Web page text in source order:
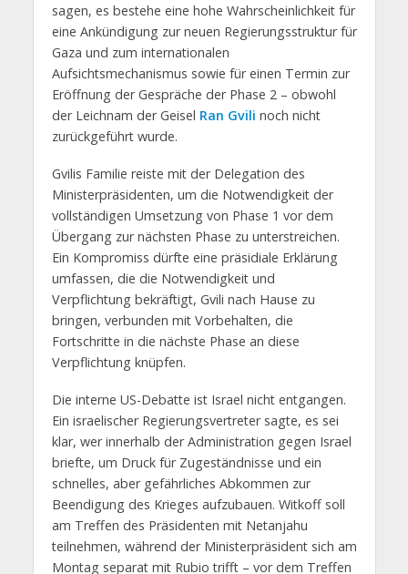
sagen, es bestehe eine hohe Wahrscheinlichkeit für
eine Ankündigung zur neuen Regierungsstruktur für
Gaza und zum internationalen
Aufsichtsmechanismus sowie für einen Termin zur
Eröffnung der Gespräche der Phase 2 – obwohl
der Leichnam der Geisel Ran Gvili noch nicht
zurückgeführt wurde.
Gvilis Familie reiste mit der Delegation des
Ministerpräsidenten, um die Notwendigkeit der
vollständigen Umsetzung von Phase 1 vor dem
Übergang zur nächsten Phase zu unterstreichen.
Ein Kompromiss dürfte eine präsidiale Erklärung
umfassen, die die Notwendigkeit und
Verpflichtung bekräftigt, Gvili nach Hause zu
bringen, verbunden mit Vorbehalten, die
Fortschritte in die nächste Phase an diese
Verpflichtung knüpfen.
Die interne US-Debatte ist Israel nicht entgangen.
Ein israelischer Regierungsvertreter sagte, es sei
klar, wer innerhalb der Administration gegen Israel
briefte, um Druck für Zugeständnisse und ein
schnelles, aber gefährliches Abkommen zur
Beendigung des Krieges aufzubauen. Witkoff soll
am Treffen des Präsidenten mit Netanjahu
teilnehmen, während der Ministerpräsident sich am
Montag separat mit Rubio trifft – vor dem Treffen